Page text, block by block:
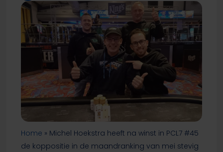
Home » Michel Hoekstra heeft na winst in PCL7 #45
de koppositie in de maandranking van mei stevig